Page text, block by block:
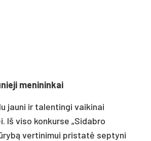
menininkai
jauni ir talentingi vaikinai
Iš viso konkurse „Sidabro
vertinimui pristatė septyni